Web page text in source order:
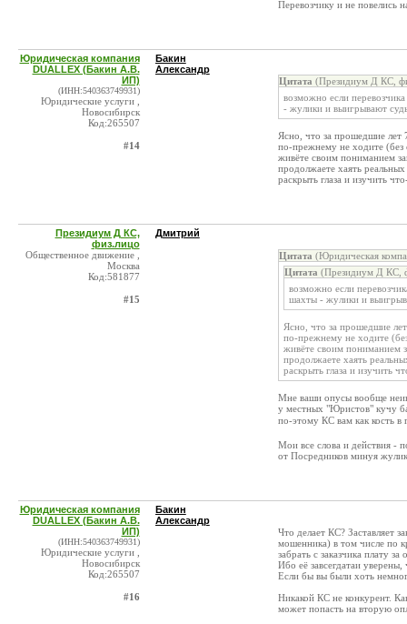
Перевозчику и не повелись
Юридическая компания
DUALLEX (Бакин А.В.
ИП)
(ИНН:540363749931)
Юридические услуги ,
Новосибирск
Код:265507
#14
Бакин
Александр
Цитата (Президиум Д КС,
возможно если
- жулики и выигрывают
Ясно, что за прошедшие лет
по-прежнему не ходите (без
живёте своим пониманием
продолжаете хаять
раскрыть глаза и изучить
Президиум Д КС,
физ.лицо
Общественное движение ,
Москва
Код:581877
#15
Дмитрий
Цитата (Юридическая
Цитата (Президиум Д КС,
возможно если
шахты - жулики и
Ясно, что за прошедшие
по-прежнему не ходите
живёте своим пониманием
продолжаете хаять
раскрыть глаза и изучить
Мне ваши опусы вообще
у местных "Юристов" кучу
по-этому КС вам как кость в
Мои все слова и действия -
от Посредников минуя
Юридическая компания
DUALLEX (Бакин А.В.
ИП)
(ИНН:540363749931)
Юридические услуги ,
Новосибирск
Код:265507
#16
Бакин
Александр
Что делает КС? Заставляет
мошенника) в том числе по
забрать с заказчика плату
Ибо её завсегдатаи
Если бы вы были хоть
Никакой КС не конкурент.
может попасть на вторую